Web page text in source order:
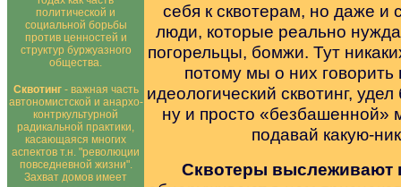
политической и
социальной борьбы
против ценностей и
структур буржуазного
общества.
Сквотинг- важная часть
автономистской и анархо-
контркультурной
радикальной практики,
касающаяся многих
аспектов т.н. "революции
повседневной жизни".
Захват домов имеет
себя к сквотерам, но даже и
люди, которые реально
погорельцы, бомжи. Тут
потому мы о них
идеологический сквотинг,
ну и просто «безбашенной»
подавай какую-
Сквотеры выслеживают